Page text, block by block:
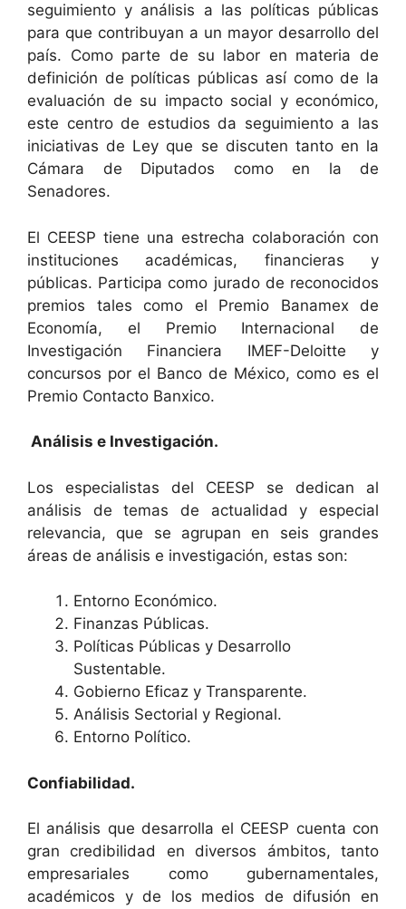
seguimiento y análisis a las políticas públicas
para que contribuyan a un mayor desarrollo del
país. Como parte de su labor en materia de
definición de políticas públicas así como de la
evaluación de su impacto social y económico,
este centro de estudios da seguimiento a las
iniciativas de Ley que se discuten tanto en la
Cámara de Diputados como en la de
Senadores.
El CEESP tiene una estrecha colaboración con
instituciones académicas, financieras y
públicas. Participa como jurado de reconocidos
premios tales como el Premio Banamex de
Economía, el Premio Internacional de
Investigación Financiera IMEF-Deloitte y
concursos por el Banco de México, como es el
Premio Contacto Banxico.
Análisis e Investigación.
Los especialistas del CEESP se dedican al
análisis de temas de actualidad y especial
relevancia, que se agrupan en seis grandes
áreas de análisis e investigación, estas son:
Entorno Económico.
Finanzas Públicas.
Políticas Públicas y Desarrollo
Sustentable.
Gobierno Eficaz y Transparente.
Análisis Sectorial y Regional.
Entorno Político.
Confiabilidad.
El análisis que desarrolla el CEESP cuenta con
gran credibilidad en diversos ámbitos, tanto
empresariales como gubernamentales,
académicos y de los medios de difusión en